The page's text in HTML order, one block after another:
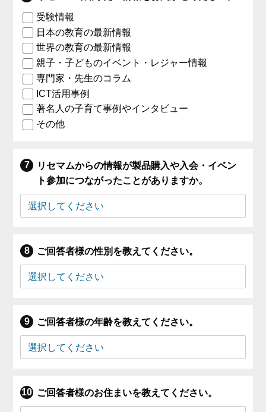
受験情報
日本の教育の最新情報
世界の教育の最新情報
親子・子どものイベント・レジャー情報
専門家・先生のコラム
ICT活用事例
著名人の子育て事例やインタビュー
その他
リセマムからの情報が製品購入や入会・イベン
ト参加につながったことがありますか。
ご回答者様の性別を教えてください。
ご回答者様の年齢を教えてください。
ご回答者様のお住まいを教えてください。